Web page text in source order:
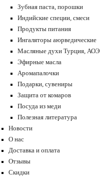
Зубная паста, порошки
Индийские специи, смеси
Продукты питания
Ингаляторы аюрведические
Масляные духи Турция, АОЭ
Эфирные масла
Аромапалочки
Подарки, сувениры
Защита от комаров
Посуда из меди
Полезная литература
Новости
О нас
Доставка и оплата
Отзывы
Скидки